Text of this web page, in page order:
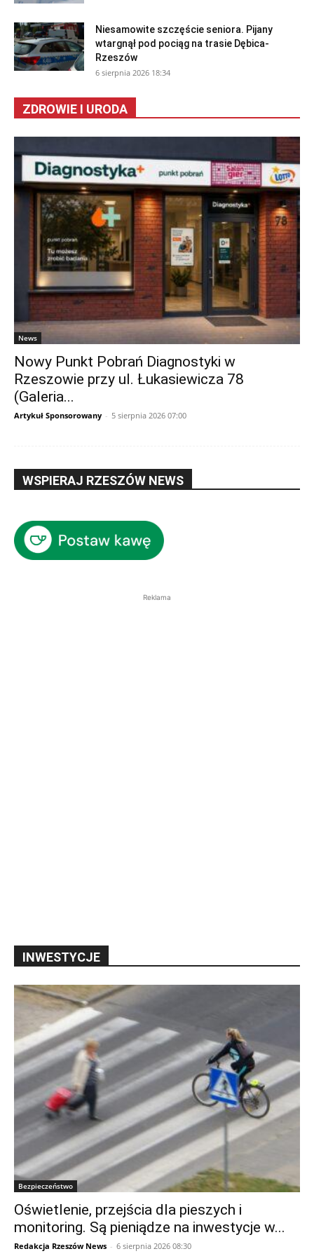
Niesamowite szczęście seniora. Pijany
wtargnął pod pociąg na trasie Dębica-
Rzeszów
6 sierpnia 2026 18:34
ZDROWIE I URODA
News
Nowy Punkt Pobrań Diagnostyki w
Rzeszowie przy ul. Łukasiewicza 78
(Galeria...
Artykuł Sponsorowany - 5 sierpnia 2026 07:00
WSPIERAJ RZESZÓW NEWS
Reklama
INWESTYCJE
Bezpieczeństwo
Oświetlenie, przejścia dla pieszych i
monitoring. Są pieniądze na inwestycje w...
Redakcja Rzeszów News - 6 sierpnia 2026 08:30